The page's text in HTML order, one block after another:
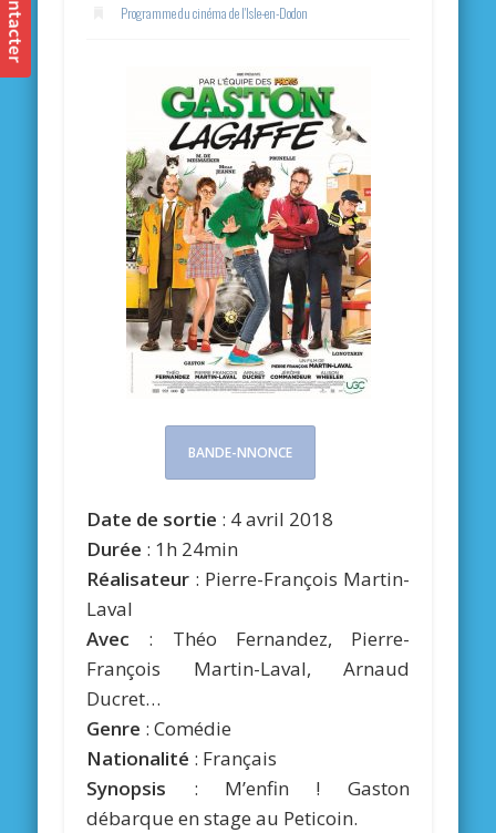
Programme du cinéma de l'Isle-en-Dodon
BANDE-NNONCE
Date de sortie : 4 avril 2018
Durée : 1h 24min
Réalisateur : Pierre-François Martin-
Laval
Avec : Théo Fernandez, Pierre-
François Martin-Laval, Arnaud
Ducret…
Genre : Comédie
Nationalité : Français
Synopsis : M’enfin ! Gaston
débarque en stage au Peticoin.